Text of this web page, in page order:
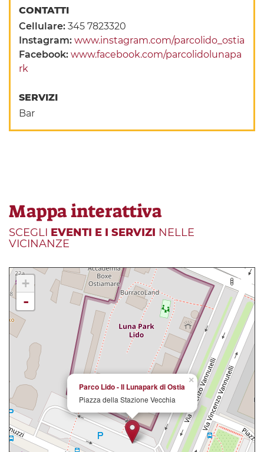
CONTATTI
Cellulare:345 7823320
Instagram:www.instagram.com/parcolido_ostia
Facebook:www.facebook.com/parcolidolunapa
rk
SERVIZI
Bar
Mappa interattiva
SCEGLI EVENTI E I SERVIZI NELLE
VICINANZE
×
Parco Lido - Il Lunapark di Ostia
Piazza della Stazione Vecchia
+
-